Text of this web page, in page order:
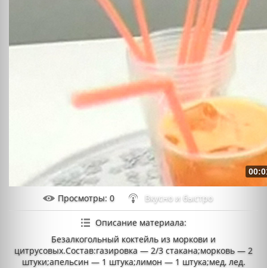
Просмотры: 0 Вкусно и быстро
Описание материала:
Безалкогольный коктейль из моркови и
цитрусовых.Состав:газировка — 2/3 стакана;морковь — 2
штуки;апельсин — 1 штука;лимон — 1 штука;мед, лед.